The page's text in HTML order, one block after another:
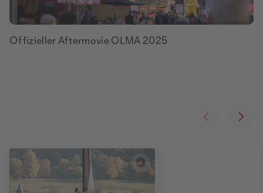
Offizieller Aftermovie OLMA 2025